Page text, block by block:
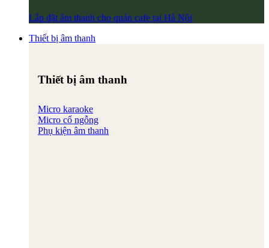
Lắp đặt âm thanh cho quán cafe tại Hà Nội
Thiết bị âm thanh
Thiết bị âm thanh
Micro karaoke
Micro cổ ngỗng
Phụ kiện âm thanh